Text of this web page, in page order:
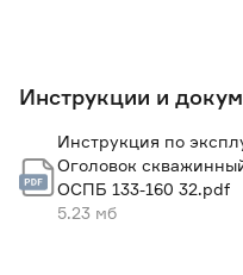
Инструкции и
Инструкция по
Оголовок
ОСПБ 133-160 32.pdf
5.23 мб